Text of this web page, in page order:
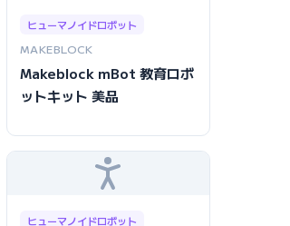
ヒューマノイドロボット
MAKEBLOCK
Makeblock mBot 教育ロボ
ットキット 美品
ヒューマノイドロボット